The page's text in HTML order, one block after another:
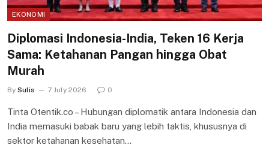
EKONOMI
Diplomasi Indonesia-India, Teken 16 Kerja
Sama: Ketahanan Pangan hingga Obat
Murah
By Sulis 7 July 2026 0
Tinta Otentik.co – Hubungan diplomatik antara Indonesia dan
India memasuki babak baru yang lebih taktis, khususnya di
sektor ketahanan kesehatan…